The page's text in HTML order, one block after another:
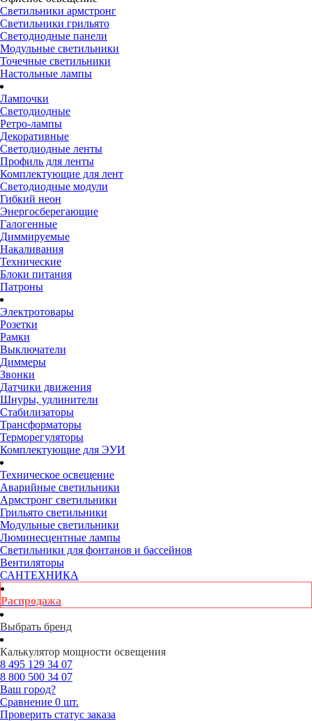
Светильники армстронг
Светильники грильято
Светодиодные панели
Модульные светильники
Точечные светильники
Настольные лампы
Лампочки
Светодиодные
Ретро-лампы
Декоративные
Светодиодные ленты
Профиль для ленты
Комплектующие для лент
Светодиодные модули
Гибкий неон
Энергосберегающие
Галогенные
Диммируемые
Накаливания
Технические
Блоки питания
Патроны
Электротовары
Розетки
Рамки
Выключатели
Диммеры
Звонки
Датчики движения
Шнуры, удлинители
Стабилизаторы
Трансформаторы
Терморегуляторы
Комплектующие для ЭУИ
Техническое освещение
Аварийные светильники
Армстронг светильники
Грильято светильники
Модульные светильники
Люминесцентные лампы
Светильники для фонтанов и бассейнов
Вентиляторы
САНТЕХНИКА
Распродажа
Выбрать бренд
Калькулятор мощности освещения
8 495 129 34 07
8 800 500 34 07
Ваш город?
Сравнение 0 шт.
Проверить статус заказа